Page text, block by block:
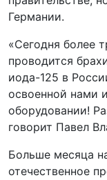
Германии.
«Сегодня более
проводится
иода-125 в
освоенной нами
оборудовании!
говорит Павел
Больше месяца
отечественное